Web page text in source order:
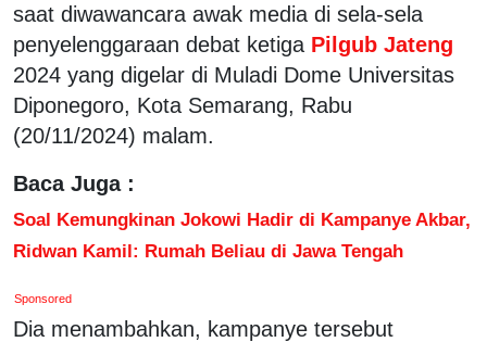
saat diwawancara awak media di sela-sela
penyelenggaraan debat ketiga Pilgub Jateng
2024 yang digelar di Muladi Dome Universitas
Diponegoro, Kota Semarang, Rabu
(20/11/2024) malam.
Baca Juga :
Soal Kemungkinan Jokowi Hadir di Kampanye Akbar,
Ridwan Kamil: Rumah Beliau di Jawa Tengah
Sponsored
Dia menambahkan, kampanye tersebut